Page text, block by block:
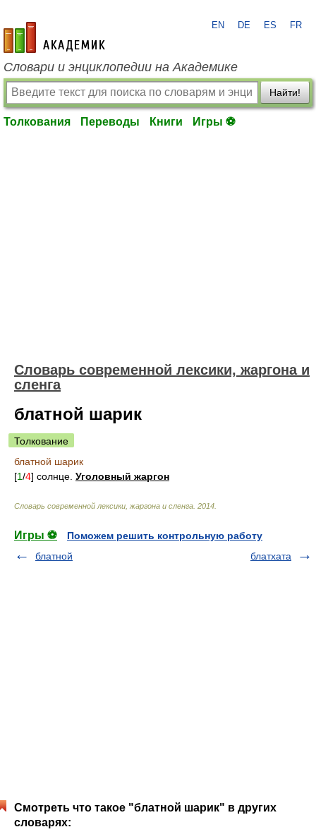
academic.ru
EN DE ES FR
Словари и энциклопедии на Академике
Найти!
Толкования Переводы Книги Игры ⚽
Cловарь современной лексики, жаргона и
сленга
блатной шарик
Толкование
блатной шарик
[1/4] солнце. Уголовный жаргон
Cловарь современной лексики, жаргона и сленга 2014
Игры ⚽
Поможем решить контрольную работу
блатной
блатхата
Смотреть что такое "блатной шарик" в других
словарях: